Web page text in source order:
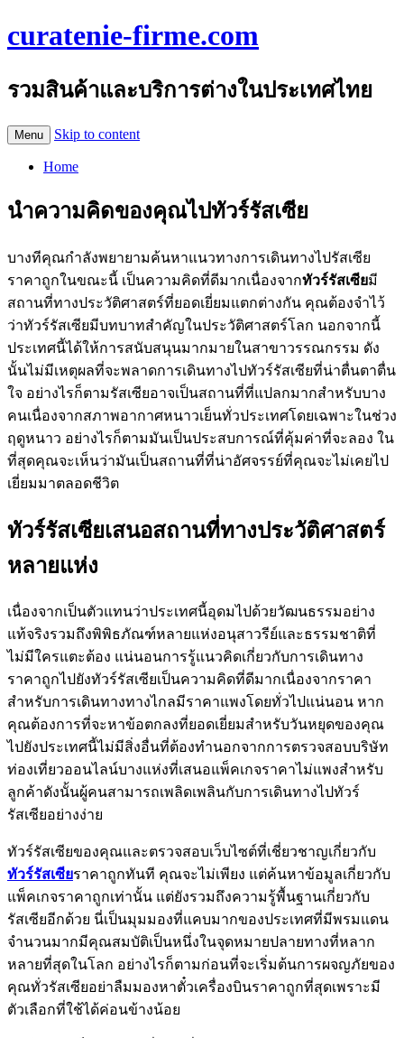
curatenie-firme.com
รวมสินค้าและบริการต่างในประเทศไทย
Menu Skip to content
Home
นำความคิดของคุณไปทัวร์รัสเซีย
บางทีคุณกำลังพยายามค้นหาแนวทางการเดินทางไปรัสเซีย
ราคาถูกในขณะนี้ เป็นความคิดที่ดีมากเนื่องจากทัวร์รัสเซียมี
สถานที่ทางประวัติศาสตร์ที่ยอดเยี่ยมแตกต่างกัน คุณต้องจำไว้
ว่าทัวร์รัสเซียมีบทบาทสำคัญในประวัติศาสตร์โลก นอกจากนี้
ประเทศนี้ได้ให้การสนับสนุนมากมายในสาขาวรรณกรรม ดัง
นั้นไม่มีเหตุผลที่จะพลาดการเดินทางไปทัวร์รัสเซียที่น่าตื่นตาตื่น
ใจ อย่างไรก็ตามรัสเซียอาจเป็นสถานที่ที่แปลกมากสำหรับบาง
คนเนื่องจากสภาพอากาศหนาวเย็นทั่วประเทศโดยเฉพาะในช่วง
ฤดูหนาว อย่างไรก็ตามมันเป็นประสบการณ์ที่คุ้มค่าที่จะลอง ใน
ที่สุดคุณจะเห็นว่ามันเป็นสถานที่ที่น่าอัศจรรย์ที่คุณจะไม่เคยไป
เยี่ยมมาตลอดชีวิต
ทัวร์รัสเซียเสนอสถานที่ทางประวัติศาสตร์
หลายแห่ง
เนื่องจากเป็นตัวแทนว่าประเทศนี้อุดมไปด้วยวัฒนธรรมอย่าง
แท้จริงรวมถึงพิพิธภัณฑ์หลายแห่งอนุสาวรีย์และธรรมชาติที่
ไม่มีใครแตะต้อง แน่นอนการรู้แนวคิดเกี่ยวกับการเดินทาง
ราคาถูกไปยังทัวร์รัสเซียเป็นความคิดที่ดีมากเนื่องจากราคา
สำหรับการเดินทางทางไกลมีราคาแพงโดยทั่วไปแน่นอน หาก
คุณต้องการที่จะหาข้อตกลงที่ยอดเยี่ยมสำหรับวันหยุดของคุณ
ไปยังประเทศนี้ไม่มีสิ่งอื่นที่ต้องทำนอกจากการตรวจสอบบริษัท
ท่องเที่ยวออนไลน์บางแห่งที่เสนอแพ็คเกจราคาไม่แพงสำหรับ
ลูกค้าดังนั้นผู้คนสามารถเพลิดเพลินกับการเดินทางไปทัวร์
รัสเซียอย่างง่าย
ทัวร์รัสเซียของคุณและตรวจสอบเว็บไซต์ที่เชี่ยวชาญเกี่ยวกับ
ทัวร์รัสเซียราคาถูกทันที คุณจะไม่เพียง แต่ค้นหาข้อมูลเกี่ยวกับ
แพ็คเกจราคาถูกเท่านั้น แต่ยังรวมถึงความรู้พื้นฐานเกี่ยวกับ
รัสเซียอีกด้วย นี่เป็นมุมมองที่แคบมากของประเทศที่มีพรมแดน
จำนวนมากมีคุณสมบัติเป็นหนึ่งในจุดหมายปลายทางที่หลาก
หลายที่สุดในโลก อย่างไรก็ตามก่อนที่จะเริ่มต้นการผจญภัยของ
คุณทั่วรัสเซียอย่าลืมมองหาตั๋วเครื่องบินราคาถูกที่สุดเพราะมี
ตัวเลือกที่ใช้ได้ค่อนข้างน้อย